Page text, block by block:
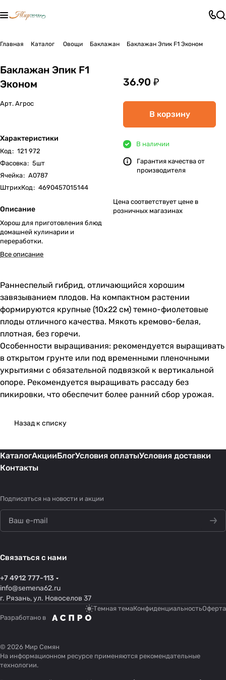
Главная Каталог Овощи Баклажан Баклажан Эпик F1 Эконом
Баклажан Эпик F1
Эконом
Арт. Агрос
Характеристики
Код: 121 972
Фасовка: 5шт
Ячейка: А0787
ШтрихКод: 4690457015144
Описание
Хорош для приготовления блюд
домашней кулинарии и
переработки.
Все описание
36.90 ₽
В корзину
В наличии
Гарантия качества от
производителя
Цена соответствует цене в
розничных магазинах
Раннеспелый гибрид, отличающийся хорошим
завязыванием плодов. На компактном растении
формируются крупные (10х22 см) темно-фиолетовые
плоды отличного качества. Мякоть кремово-белая,
плотная, без горечи.
Особенности выращивания: рекомендуется выращивать
в открытом грунте или под временными пленочными
укрытиями с обязательной подвязкой к вертикальной
опоре. Рекомендуется выращивать рассаду без
пикировки, что обеспечит более ранний сбор урожая.
Назад к списку
КаталогАкцииБлогУсловия оплатыУсловия доставки
Контакты
Подписаться на новости и акции
Связаться с нами
+7 4912 777-113
info@semena62.ru
г. Рязань, ул. Новоселов 37
Темная темаКонфиденциальностьОферта
Разработано в
© 2026 Мир Семян
На информационном ресурсе применяются рекомендательные
технологии.